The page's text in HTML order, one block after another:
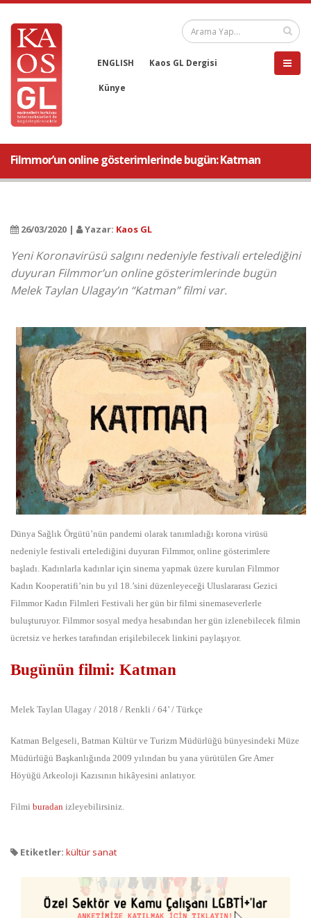
ENGLISH Kaos GL Dergisi
Künye
Filmmor’un online gösterimlerinde bugün: Katman
26/03/2020 | Yazar: Kaos GL
Yeni Koronavirüsü salgını nedeniyle festivali ertelediğini
duyuran Filmmor’un online gösterimlerinde bugün
Melek Taylan Ulagay’ın “Katman” filmi var.
Dünya Sağlık Örgütü’nün pandemi olarak tanımladığı korona virüsü
nedeniyle festivali ertelediğini duyuran Filmmor, online gösterimlere
başladı. Kadınlarla kadınlar için sinema yapmak üzere kurulan Filmmor
Kadın Kooperatifi’nin bu yıl 18.’sini düzenleyeceği Uluslararası Gezici
Filmmor Kadın Filmleri Festivali her gün bir filmi sinemaseverlerle
buluşturuyor. Filmmor sosyal medya hesabından her gün izlenebilecek filmin
ücretsiz ve herkes tarafından erişilebilecek linkini paylaşıyor.
Bugünün filmi: Katman
Melek Taylan Ulagay / 2018 / Renkli / 64’ / Türkçe
Katman Belgeseli, Batman Kültür ve Turizm Müdürlüğü bünyesindeki Müze
Müdürlüğü Başkanlığında 2009 yılından bu yana yürütülen Gre Amer
Höyüğü Arkeoloji Kazısının hikâyesini anlatıyor.
Filmi buradan izleyebilirsiniz.
Etiketler: kültür sanat